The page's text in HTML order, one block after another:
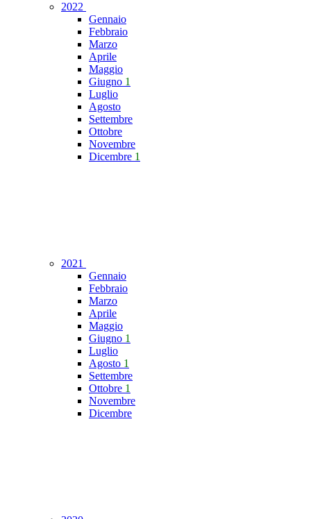
2022
Gennaio
Febbraio
Marzo
Aprile
Maggio
Giugno 1
Luglio
Agosto
Settembre
Ottobre
Novembre
Dicembre 1
2021
Gennaio
Febbraio
Marzo
Aprile
Maggio
Giugno 1
Luglio
Agosto 1
Settembre
Ottobre 1
Novembre
Dicembre